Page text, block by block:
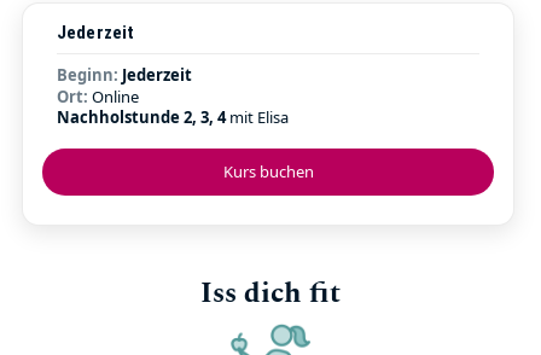
Kurs buchen
Jederzeit
Beginn: Jederzeit
Ort: Online
Nachholstunde 2, 3, 4mit Elisa
Iss dich fit